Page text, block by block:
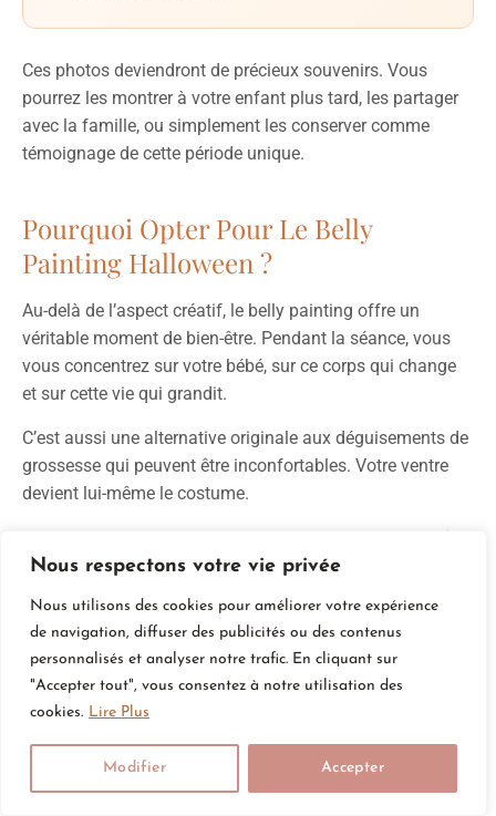
Nous respectons votre vie privée
Nous utilisons des cookies pour améliorer votre expérience
de navigation, diffuser des publicités ou des contenus
personnalisés et analyser notre trafic. En cliquant sur
"Accepter tout", vous consentez à notre utilisation des
cookies. Lire Plus
Modifier Accepter
Ces photos deviendront de précieux souvenirs. Vous
pourrez les montrer à votre enfant plus tard, les partager
avec la famille, ou simplement les conserver comme
témoignage de cette période unique.
Pourquoi Opter Pour Le Belly
Painting Halloween ?
Au-delà de l’aspect créatif, le belly painting offre un
véritable moment de bien-être. Pendant la séance, vous
vous concentrez sur votre bébé, sur ce corps qui change
et sur cette vie qui grandit.
C’est aussi une alternative originale aux déguisements de
grossesse qui peuvent être inconfortables. Votre ventre
devient lui-même le costume.
Halloween différemment, le belly painting crée des
souvenirs tangibles et émotionnels. C’est un rituel de
passage qui marque cette étape de votre vie.
Après la séance :
La peinture se retire facilement
avec de l’eau tiède et du savon doux. Hydratez bien
votre peau ensuite avec votre crème habituelle. Si
des traces persistent, un peu d’huile végétale aide au